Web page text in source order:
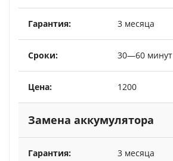
3 месяца
30—60 минут
1200
Замена аккумулятора
3 месяца